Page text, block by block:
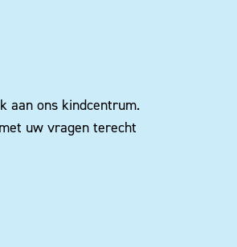
aan ons kindcentrum.
uw vragen terecht